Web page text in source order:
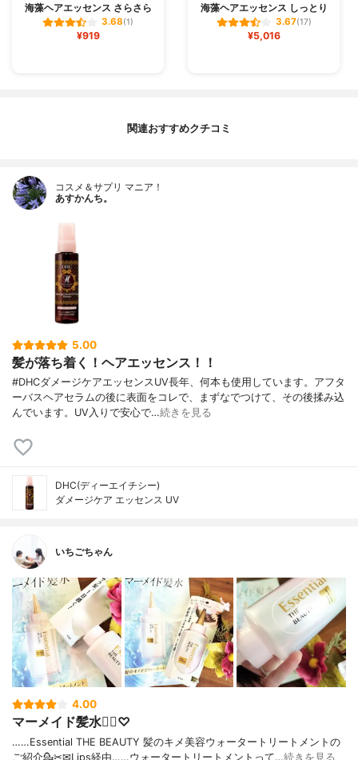
海藻ヘアエッセンス さらさら
3.68(1)
¥919
海藻ヘアエッセンス しっとり
3.67(17)
¥5,016
関連おすすめクチコミ
コスメ＆サプリ マニア！
あすかんち。
5.00
髪が落ち着く！ヘアエッセンス！！
#DHCダメージケアエッセンスUV長年、何本も使用しています。アフタ
ーバスヘアセラムの後に表面をコレで、まずなでつけて、その後揉み込
んでいます。UV入りで安心で…続きを見る
DHC(ディーエイチシー)
ダメージケア エッセンス UV
いちごちゃん
4.00
マーメイド髪水🧜‍♀️♡
……⁡Essential THE BEAUTY ⁡⁡髪のキメ美容ウォータートリートメントの
ご紹介💁✂⁡⁡✉Lips経由⁡……⁡⁡⁡ウォータートリートメントって⁡…続きを見る